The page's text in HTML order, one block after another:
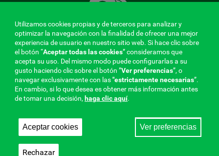
MENÚ
REDES
SOCIALES
V20
Aviso legal|Privacidad
Mutua Colaboradora con la Seguridad Social, 275.
Utilizamos cookies propias y de terceros para analizar y
optimizar la navegación con la finalidad de ofrecer una mejor
experiencia de usuario en nuestro sitio web. Si hace clic sobre
el botón “Aceptar todas las cookies” consideramos que
acepta su uso. Del mismo modo puede configurarlas a su
gusto haciendo clic sobre el botón ”Ver preferencias”, o
navegar exclusivamente con las"estrictamentenecesarias”.
En cambio, si lo que desea es obtener más información antes
de tomar una decisión, haga clic aquí.
Aceptar cookies Ver preferencias
Rechazar